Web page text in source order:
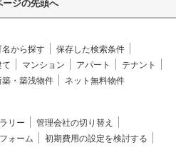
ージの先頭へ
名から探す
保存した検索条件
て マンション アパート
テナント
築・築浅物件 ネット無料物件
リー
管理会社の切り替え
ォーム
初期費用の設定を検討する